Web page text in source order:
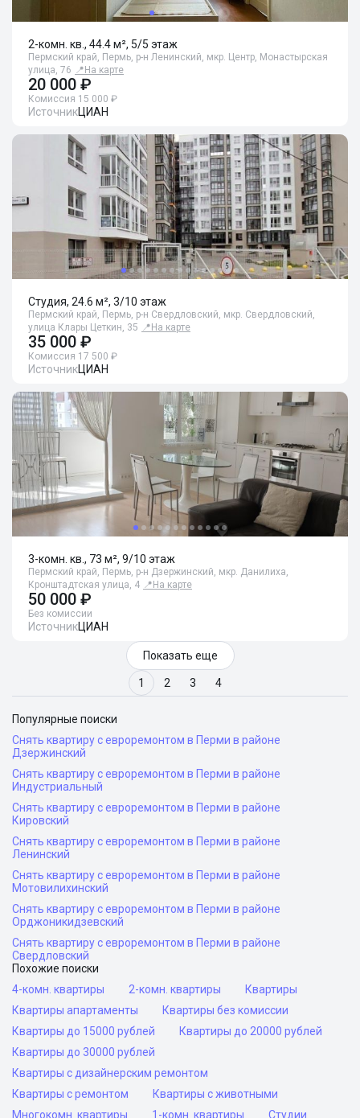
2-комн. кв., 44.4 м², 5/5 этаж
Пермский край, Пермь, р-н Ленинский, мкр. Центр, Монастырская
улица, 76 📍 На карте
20 000 ₽
Комиссия 15 000 ₽
ИсточникЦИАН
Студия, 24.6 м², 3/10 этаж
Пермский край, Пермь, р-н Свердловский, мкр. Свердловский,
улица Клары Цеткин, 35 📍 На карте
35 000 ₽
Комиссия 17 500 ₽
ИсточникЦИАН
3-комн. кв., 73 м², 9/10 этаж
Пермский край, Пермь, р-н Дзержинский, мкр. Данилиха,
Кронштадтская улица, 4 📍 На карте
50 000 ₽
Без комиссии
ИсточникЦИАН
Показать еще
1 2 3 4
Популярные поиски
Снять квартиру с евроремонтом в Перми в районе
Дзержинский
Снять квартиру с евроремонтом в Перми в районе
Индустриальный
Снять квартиру с евроремонтом в Перми в районе
Кировский
Снять квартиру с евроремонтом в Перми в районе
Ленинский
Снять квартиру с евроремонтом в Перми в районе
Мотовилихинский
Снять квартиру с евроремонтом в Перми в районе
Орджоникидзевский
Снять квартиру с евроремонтом в Перми в районе
Свердловский
Похожие поиски
4-комн. квартиры
2-комн. квартиры
Квартиры
Квартиры апартаменты
Квартиры без комиссии
Квартиры до 15000 рублей
Квартиры до 20000 рублей
Квартиры до 30000 рублей
Квартиры с дизайнерским ремонтом
Квартиры с ремонтом
Квартиры с животными
Многокомн. квартиры
1-комн. квартиры
Студии